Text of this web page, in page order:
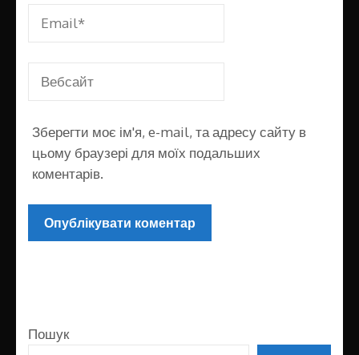
Зберегти моє ім'я, e-mail, та адресу сайту в
цьому браузері для моїх подальших
коментарів.
Пошук